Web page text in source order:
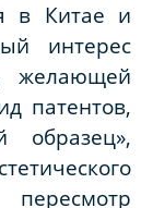
в Китае и
интерес
желающей
патентов,
образец»,